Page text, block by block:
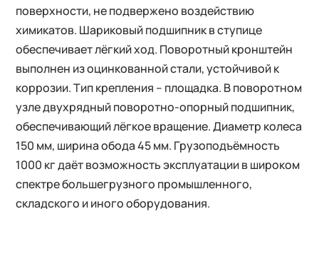
поверхности, не подвержено воздействию
химикатов. Шариковый подшипник в ступице
обеспечивает лёгкий ход. Поворотный кронштейн
выполнен из оцинкованной стали, устойчивой к
коррозии. Тип крепления – площадка. В поворотном
узле двухрядный поворотно-опорный подшипник,
обеспечивающий лёгкое вращение. Диаметр колеса
150 мм, ширина обода 45 мм. Грузоподъёмность
1000 кг даёт возможность эксплуатации в широком
спектре большегрузного промышленного,
складского и иного оборудования.